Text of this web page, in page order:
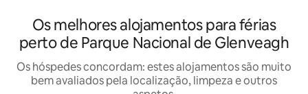
Os melhores alojamentos para férias
perto de Parque Nacional de Glenveagh
Os hóspedes concordam: estes alojamentos são muito
bem avaliados pela localização, limpeza e outros